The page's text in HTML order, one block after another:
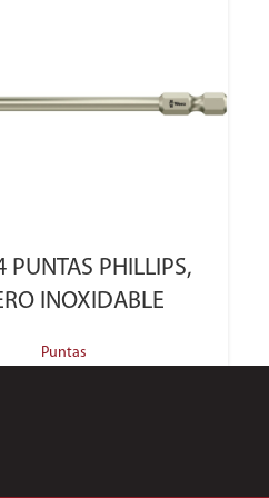
PUNTAS PHILLIPS,
INOXIDABLE
Puntas